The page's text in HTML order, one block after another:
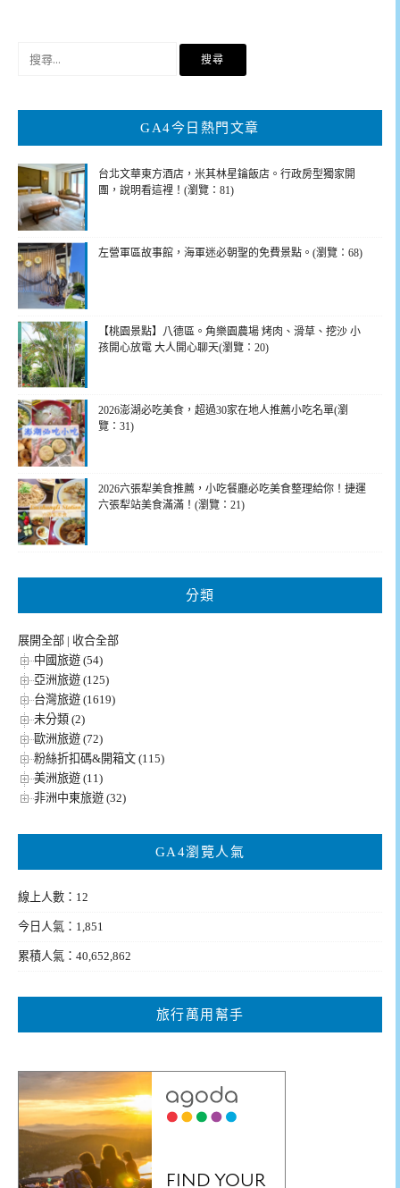
鍵
GA4今日熱門文章
台北文華東方酒店，米其林星鑰飯店。行政房型獨家開
團，說明看這裡！(瀏覽：81)
左營軍區故事館，海軍迷必朝聖的免費景點。(瀏覽：68)
【桃園景點】八德區。角樂園農場 烤肉、滑草、挖沙 小
孩開心放電 大人開心聊天(瀏覽：20)
2026澎湖必吃美食，超過30家在地人推薦小吃名單(瀏
覽：31)
2026六張犁美食推薦，小吃餐廳必吃美食整理給你！捷運
六張犁站美食滿滿！(瀏覽：21)
分類
展開全部 | 收合全部
中國旅遊 (54)
亞洲旅遊 (125)
台灣旅遊 (1619)
未分類 (2)
歐洲旅遊 (72)
粉絲折扣碼&開箱文 (115)
美洲旅遊 (11)
非洲中東旅遊 (32)
GA4瀏覽人氣
線上人數：12
今日人氣：1,851
累積人氣：40,652,862
旅行萬用幫手